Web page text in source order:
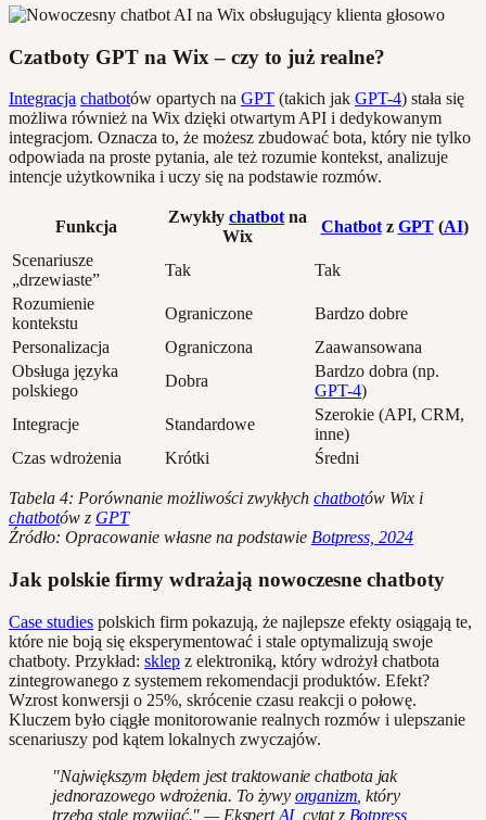
Czatboty GPT na Wix – czy to już realne?
Integracja chatbotów opartych na GPT (takich jak GPT-4) stała się
możliwa również na Wix dzięki otwartym API i dedykowanym
integracjom. Oznacza to, że możesz zbudować bota, który nie tylko
odpowiada na proste pytania, ale też rozumie kontekst, analizuje
intencje użytkownika i uczy się na podstawie rozmów.
Funkcja
Zwykły chatbotna
Wix
Chatbotz GPT(AI)
Scenariusze
„drzewiaste”
Tak
Tak
Rozumienie
kontekstu
Ograniczone
Bardzo dobre
Personalizacja
Ograniczona
Zaawansowana
Obsługa języka
polskiego
Dobra
Bardzo dobra (np.
GPT-4)
Integracje
Standardowe
Szerokie (API, CRM,
inne)
Czas wdrożenia
Krótki Średni
Tabela 4: Porównanie możliwości zwykłych chatbotów Wix i
chatbotów z GPT
Źródło: Opracowanie własne na podstawie Botpress, 2024
Jak polskie firmy wdrażają nowoczesne chatboty
Case studies polskich firm pokazują, że najlepsze efekty osiągają te,
które nie boją się eksperymentować i stale optymalizują swoje
chatboty. Przykład: sklep z elektroniką, który wdrożył chatbota
zintegrowanego z systemem rekomendacji produktów. Efekt?
Wzrost konwersji o 25%, skrócenie czasu reakcji o połowę.
Kluczem było ciągłe monitorowanie realnych rozmów i ulepszanie
scenariuszy pod kątem lokalnych zwyczajów.
"Największym błędem jest traktowanie chatbota jak
jednorazowego wdrożenia. To żywy organizm , który
trzeba stale rozwijać." — EkspertAI, cytat z Botpress,